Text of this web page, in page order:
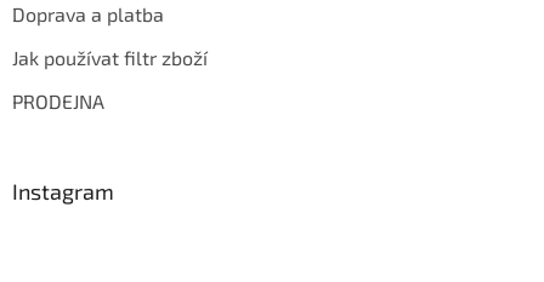
Doprava a platba
Jak používat filtr zboží
PRODEJNA
Instagram